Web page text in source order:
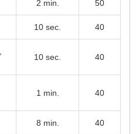
2 min. 50
10 sec. 40
10 sec. 40
1 min. 40
8 min. 40